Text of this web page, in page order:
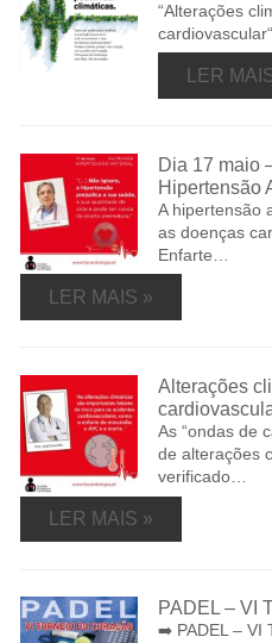
“Alterações
LER
Dia 17 maio
Hipertensão
A hipertensão
as doenças
Enfarte…
LER MAIS »
Alterações
As “ondas de
de alterações
verificado…
LER MAIS »
PADEL – VI
➡️ PADEL – VI